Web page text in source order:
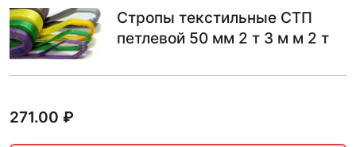
Стропы текстильные СТП
петлевой 50 мм 2 т 3 м м 2 т
271.00 ₽